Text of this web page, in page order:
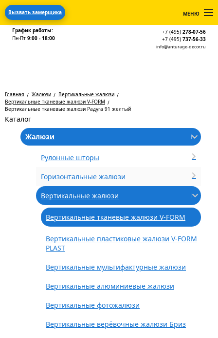
Вызвать замерщика МЕНЮ
График работы:
Пн-Пт 9:00 - 18:00
+7 (495) 278-07-56
+7 (495) 737-56-33
info@anturage-decor.ru
Главная Жалюзи
Вертикальные жалюзи
Вертикальные тканевые жалюзи V-FORM
Вертикальные тканевые жалюзи Радуга 91 желтый
Каталог
Жалюзи
Рулонные шторы
Горизонтальные жалюзи
Вертикальные жалюзи
Вертикальные тканевые жалюзи V-FORM
Вертикальные пластиковые жалюзи V-FORM
PLAST
Вертикальные мультифактурные жалюзи
Вертикальные алюминиевые жалюзи
Вертикальные фотожалюзи
Вертикальные верёвочные жалюзи Бриз